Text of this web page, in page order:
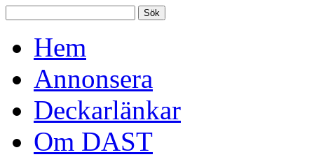
Hem
Annonsera
Deckarlänkar
Om DAST